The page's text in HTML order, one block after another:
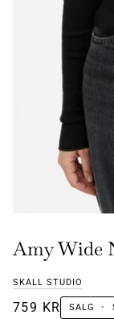
Amy Wide
SKALL STUDIO
759 KR SALG •